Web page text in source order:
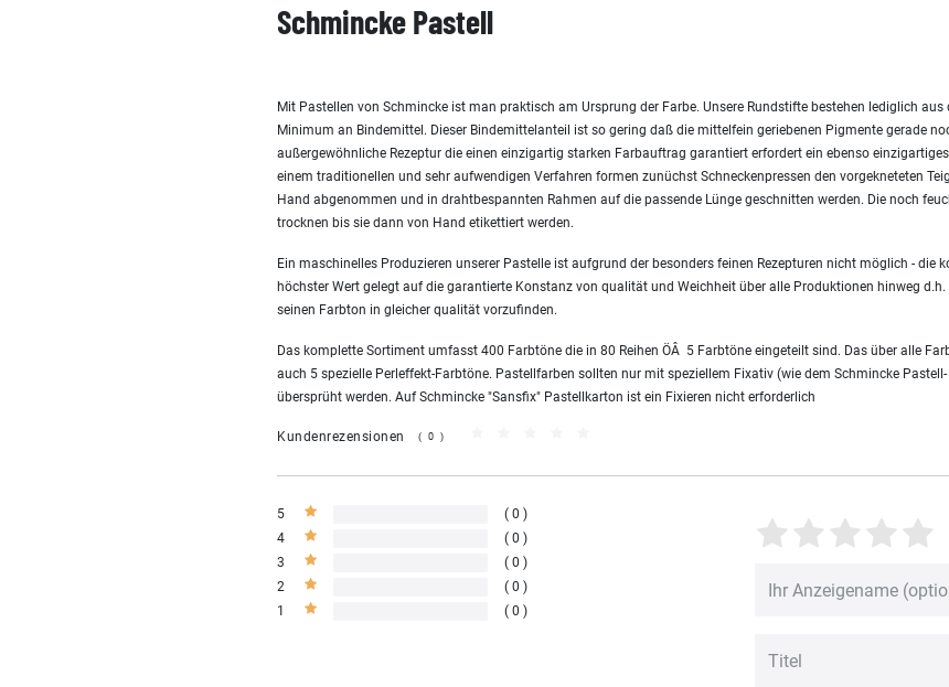
Schmincke Pastell
Mit Pastellen von Schmincke ist man praktisch am Ursprung der Farbe. Unsere Rundstifte bestehen lediglich
Minimum an Bindemittel. Dieser Bindemittelanteil ist so gering daß die mittelfein geriebenen Pigmente gerade
außergewöhnliche Rezeptur die einen einzigartig starken Farbauftrag garantiert erfordert ein ebenso
einem traditionellen und sehr aufwendigen Verfahren formen zunüchst Schneckenpressen den vorgekneteten
Hand abgenommen und in drahtbespannten Rahmen auf die passende Lünge geschnitten werden. Die noch
trocknen bis sie dann von Hand etikettiert werden.
Ein maschinelles Produzieren unserer Pastelle ist aufgrund der besonders feinen Rezepturen nicht möglich - die
höchster Wert gelegt auf die garantierte Konstanz von qualität und Weichheit über alle Produktionen hinweg
seinen Farbton in gleicher qualität vorzufinden.
Das komplette Sortiment umfasst 400 Farbtöne die in 80 Reihen ÖÂ 5 Farbtöne eingeteilt sind. Das über alle
auch 5 spezielle Perleffekt-Farbtöne. Pastellfarben sollten nur mit speziellem Fixativ (wie dem Schmincke
übersprüht werden. Auf Schmincke "Sansfix" Pastellkarton ist ein Fixieren nicht erforderlich
Kundenrezensionen (0)
5
0
4
0
3
0
2
0
1
0